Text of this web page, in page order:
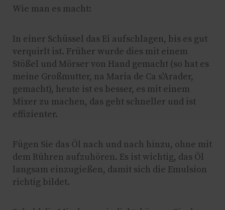
Wie man es macht:
In einer Schüssel das Ei aufschlagen, bis es gut
verquirlt ist. Früher wurde dies mit einem
Stößel und Mörser von Hand gemacht (so hat es
meine Großmutter, na Maria de Ca s'Arader,
gemacht), heute ist es besser, es mit einem
Mixer zu machen, das geht schneller und ist
effizienter.
Fügen Sie das Öl nach und nach hinzu, ohne mit
dem Rühren aufzuhören. Es ist wichtig, das Öl
langsam einzugießen, damit sich die Emulsion
richtig bildet.